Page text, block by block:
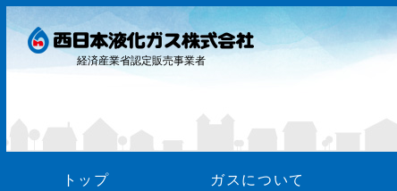
経済産業省認定販売事業者
トップ ガスについて